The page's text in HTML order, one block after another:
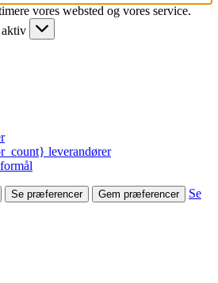
vores websted og vores service.
leverandører
Se præferencer Gem præferencer
Se